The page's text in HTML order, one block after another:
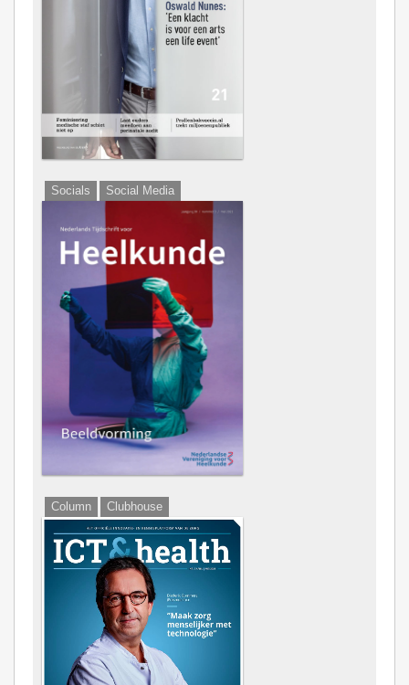
Socials Social Media
Column
Clubhouse
Chief''s Table